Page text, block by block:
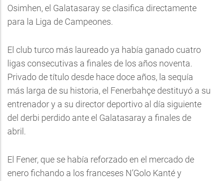
Osimhen, el Galatasaray se clasifica directamente
para la Liga de Campeones.
El club turco más laureado ya había ganado cuatro
ligas consecutivas a finales de los años noventa.
Privado de título desde hace doce años, la sequía
más larga de su historia, el Fenerbahçe destituyó a su
entrenador y a su director deportivo al día siguiente
del derbi perdido ante el Galatasaray a finales de
abril.
El Fener, que se había reforzado en el mercado de
enero fichando a los franceses N’Golo Kanté y